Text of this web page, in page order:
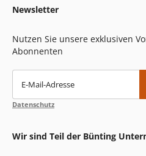
Newsletter
Nutzen Sie unsere exklusiven
Abonnenten
E-Mail-Adresse
Datenschutz
Wir sind Teil der Bünting